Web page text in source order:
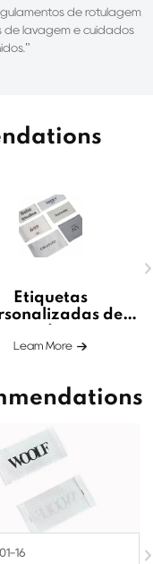
de rotulagem
de lavagem e cuidados
Etiquetas
de
camisas
Leam More
16